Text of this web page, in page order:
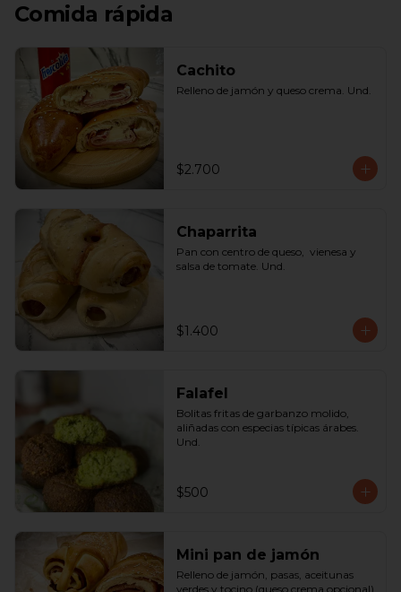
Comida rápida
Cachito
Relleno de jamón y queso crema. Und.
$2.700
Chaparrita
Pan con centro de queso,  vienesa y
salsa de tomate. Und.
$1.400
Falafel
Bolitas fritas de garbanzo molido,
aliñadas con especias típicas árabes.
Und.
$500
Mini pan de jamón
Relleno de jamón, pasas, aceitunas
verdes y tocino (queso crema opcional)